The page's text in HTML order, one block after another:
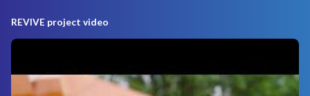
REVIVE project video